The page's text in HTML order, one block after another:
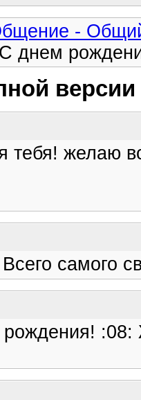
-
днем
желаю
самого
:08: